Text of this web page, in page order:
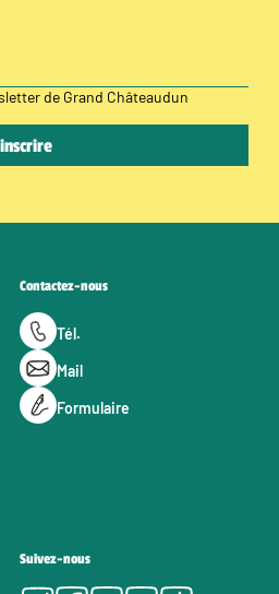
de Grand Châteaudun
Contactez-nous
Tél.
Mail
Formulaire
Suivez-nous